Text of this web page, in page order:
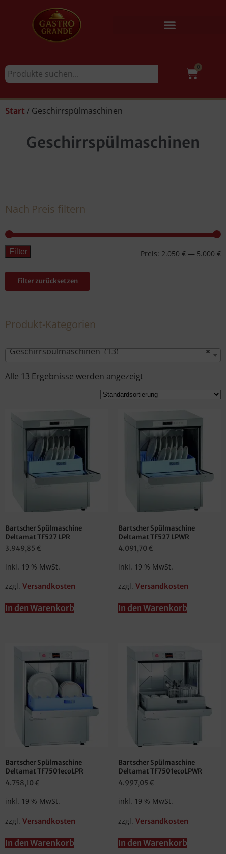
0
Start / Geschirrspülmaschinen
Geschirrspülmaschinen
Nach Preis filtern
Filter Preis: 2.050 € — 5.000 €
Filter zurücksetzen
Produkt-Kategorien
×
Geschirrspülmaschinen (13)
Alle 13 Ergebnisse werden angezeigt
Bartscher Spülmaschine
Deltamat TF527 LPR
3.949,85 €
inkl. 19 % MwSt.
zzgl. Versandkosten
In den Warenkorb
Bartscher Spülmaschine
Deltamat TF527 LPWR
4.091,70 €
inkl. 19 % MwSt.
zzgl. Versandkosten
In den Warenkorb
Bartscher Spülmaschine
Deltamat TF7501ecoLPR
4.758,10 €
inkl. 19 % MwSt.
zzgl. Versandkosten
In den Warenkorb
Bartscher Spülmaschine
Deltamat TF7501ecoLPWR
4.997,05 €
inkl. 19 % MwSt.
zzgl. Versandkosten
In den Warenkorb